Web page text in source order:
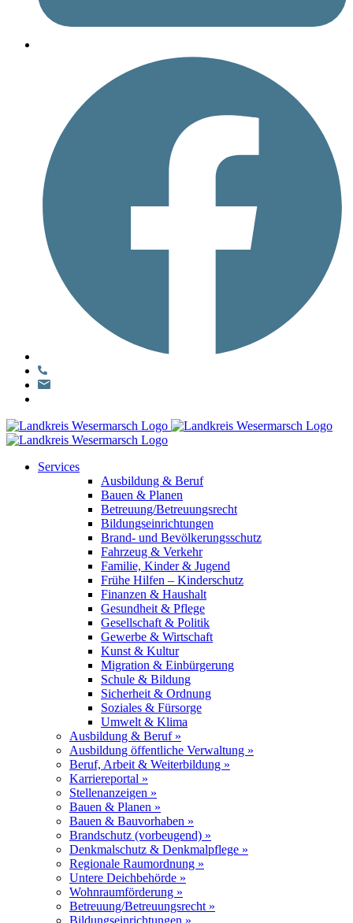
Services
Ausbildung & Beruf
Bauen & Planen
Betreuung/Betreuungsrecht
Bildungseinrichtungen
Brand- und Bevölkerungsschutz
Fahrzeug & Verkehr
Familie, Kinder & Jugend
Frühe Hilfen – Kinderschutz
Finanzen & Haushalt
Gesundheit & Pflege
Gesellschaft & Politik
Gewerbe & Wirtschaft
Kunst & Kultur
Migration & Einbürgerung
Schule & Bildung
Sicherheit & Ordnung
Soziales & Fürsorge
Umwelt & Klima
Ausbildung & Beruf »
Ausbildung öffentliche Verwaltung »
Beruf, Arbeit & Weiterbildung »
Karriereportal »
Stellenanzeigen »
Bauen & Planen »
Bauen & Bauvorhaben »
Brandschutz (vorbeugend) »
Denkmalschutz & Denkmalpflege »
Regionale Raumordnung »
Untere Deichbehörde »
Wohnraumförderung »
Betreuung/Betreuungsrecht »
Bildungseinrichtungen »